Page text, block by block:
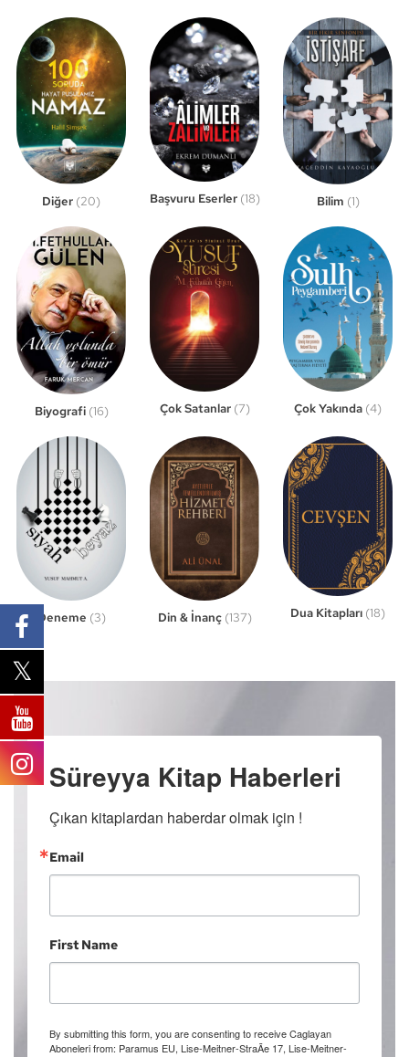
Diğer (20) Başvuru Eserler (18) Bilim (1)
Biyografi (16) Çok Satanlar (7) Çok Yakında (4)
Deneme (3) Din & İnanç (137) Dua Kitapları (18)
Süreyya Kitap Haberleri
Çıkan kitaplardan haberdar olmak için !
Email
First Name
By submitting this form, you are consenting to receive Caglayan
Aboneleri from: Paramus EU, Lise-Meitner-StraÃe 17, Lise-Meitner-